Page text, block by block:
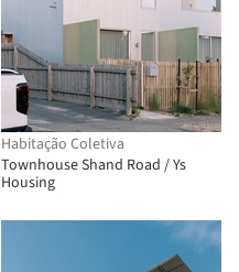
Habitação Coletiva
Townhouse Shand Road / Ys
Housing